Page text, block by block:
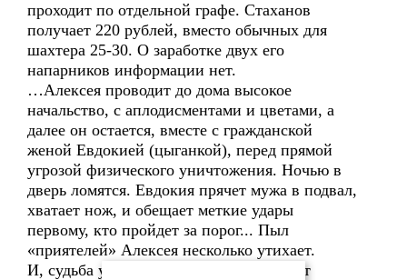
проходит по отдельной графе. Стаханов
получает 220 рублей, вместо обычных для
шахтера 25-30. О заработке двух его
напарников информации нет.
…Алексея проводит до дома высокое
начальство, с аплодисментами и цветами, а
далее он остается, вместе с гражданской
женой Евдокией (цыганкой), перед прямой
угрозой физического уничтожения. Ночью в
дверь ломятся. Евдокия прячет мужа в подвал,
хватает нож, и обещает меткие удары
первому, кто пройдет за порог... Пыл
«приятелей» Алексея несколько утихает.
И, судьба уводит А. Стаханова прочь от